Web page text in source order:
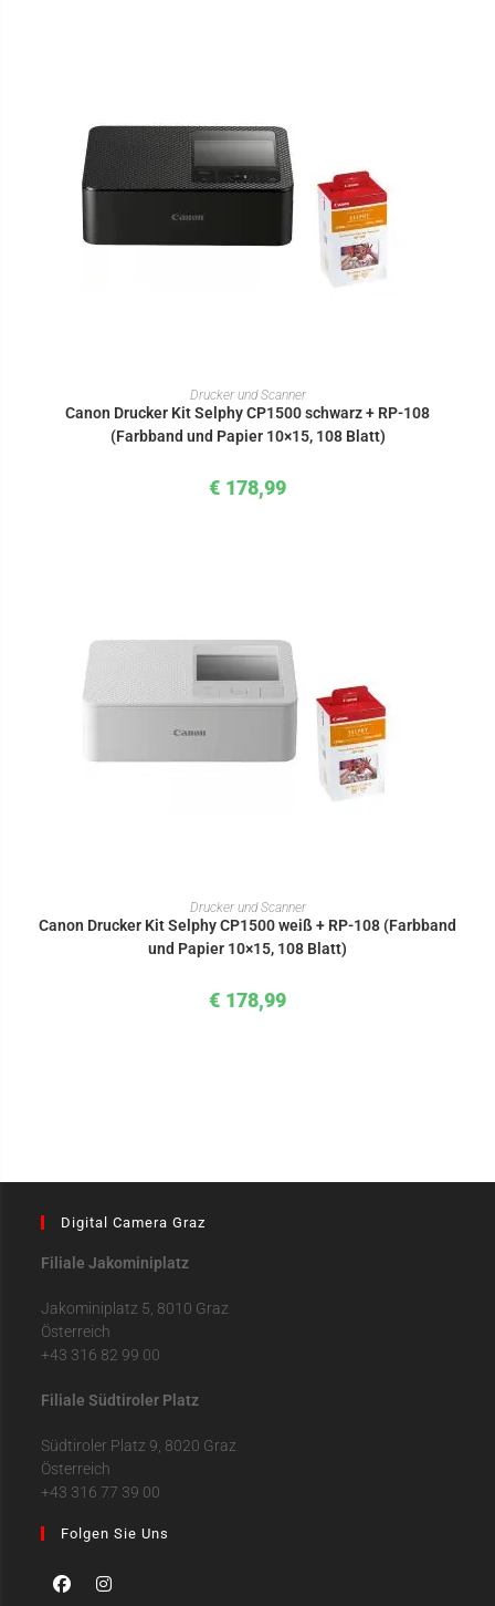
IN DEN WARENKORB
Drucker und Scanner
Canon Drucker Kit Selphy CP1500 schwarz + RP-108
(Farbband und Papier 10×15, 108 Blatt)
€ 178,99
IN DEN WARENKORB
Drucker und Scanner
Canon Drucker Kit Selphy CP1500 weiß + RP-108 (Farbband
und Papier 10×15, 108 Blatt)
€ 178,99
Digital Camera Graz
Filiale Jakominiplatz
Jakominiplatz 5, 8010 Graz
Österreich
+43 316 82 99 00
Filiale Südtiroler Platz
Südtiroler Platz 9, 8020 Graz
Österreich
+43 316 77 39 00
Folgen Sie Uns